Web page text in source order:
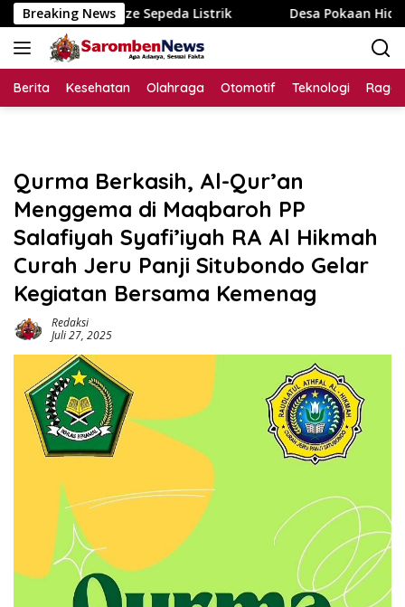
Langsung
ke
konten
Breaking News
Sepeda Listrik Desa Pokaan Hidupkan Spirit
Berita Kesehatan Olahraga Otomotif Teknologi
Qurma Berkasih, Al-Qur’an
Menggema di Maqbaroh PP
Salafiyah Syafi’iyah RA Al Hikmah
Curah Jeru Panji Situbondo Gelar
Kegiatan Bersama Kemenag
Redaksi
Juli 27, 2025